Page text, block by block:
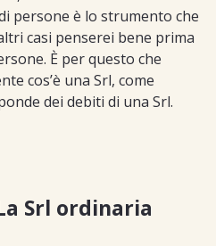
persone è lo strumento che
casi penserei bene prima
È per questo che
cos’è una Srl, come
dei debiti di una Srl.
Srl ordinaria